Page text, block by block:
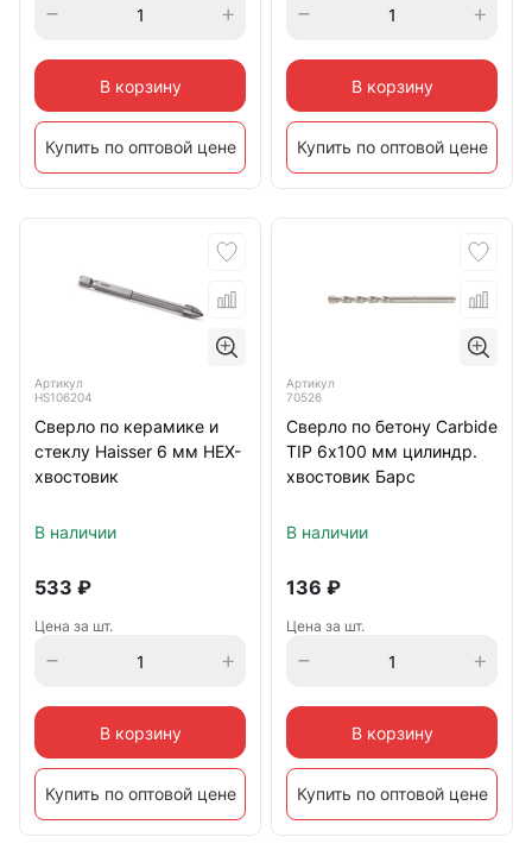
В корзину
Купить по оптовой цене
В корзину
Купить по оптовой цене
Артикул
HS106204
Сверло по керамике и
стеклу Haisser 6 мм HEX-
хвостовик
В наличии
533 ₽
Цена за шт.
В корзину
Купить по оптовой цене
Артикул
70526
Сверло по бетону Carbide
TIP 6х100 мм цилиндр.
хвостовик Барс
В наличии
136 ₽
Цена за шт.
В корзину
Купить по оптовой цене